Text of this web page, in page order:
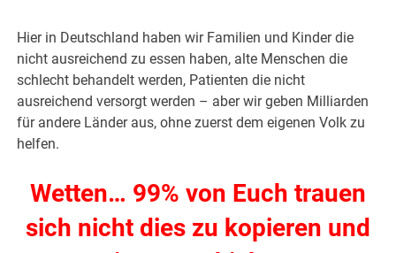
Hier in Deutschland haben wir Familien und Kinder die
nicht ausreichend zu essen haben, alte Menschen die
schlecht behandelt werden, Patienten die nicht
ausreichend versorgt werden – aber wir geben Milliarden
für andere Länder aus, ohne zuerst dem eigenen Volk zu
helfen.
Wetten… 99% von Euch trauen
sich nicht dies zu kopieren und